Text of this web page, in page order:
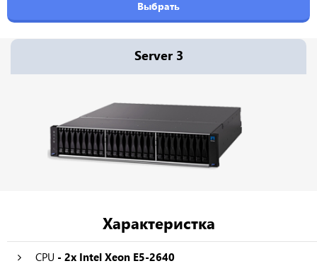
Выбрать
Server 3
Характеристка
CPU - 2x Intel Xeon E5-2640